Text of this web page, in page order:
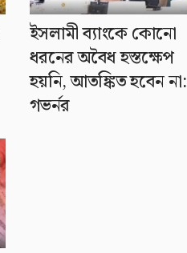
ইসলামী ব্যাংকে কোনো
ধরনের অবৈধ হস্তক্ষেপ
হয়নি, আতঙ্কিত হবেন না:
গভর্নর